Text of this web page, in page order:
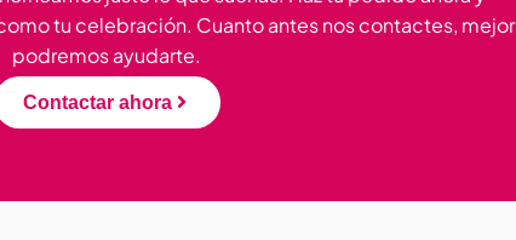
tu celebración. Cuanto antes nos contactes, mejor
podremos ayudarte.
Contactar ahora